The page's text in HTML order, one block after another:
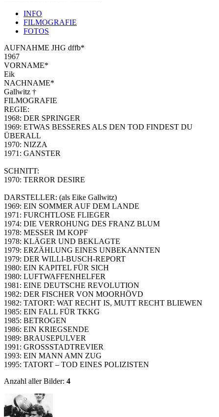
INFO
FILMOGRAFIE
FOTOS
AUFNAHME JHG dffb*
1967
VORNAME*
Eik
NACHNAME*
Gallwitz †
FILMOGRAFIE
REGIE:
1968: DER SPRINGER
1969: ETWAS BESSERES ALS DEN TOD FINDEST DU
ÜBERALL
1970: NIZZA
1971: GANSTER
SCHNITT:
1970: TERROR DESIRE
DARSTELLER: (als Eike Gallwitz)
1969: EIN SOMMER AUF DEM LANDE
1971: FURCHTLOSE FLIEGER
1974: DIE VERROHUNG DES FRANZ BLUM
1978: MESSER IM KOPF
1978: KLÄGER UND BEKLAGTE
1979: ERZÄHLUNG EINES UNBEKANNTEN
1979: DER WILLI-BUSCH-REPORT
1980: EIN KAPITEL FÜR SICH
1980: LUFTWAFFENHELFER
1981: EINE DEUTSCHE REVOLUTION
1982: DER FISCHER VON MOORHÖVD
1982: TATORT: WAT RECHT IS, MUTT RECHT BLIEWEN
1985: EIN FALL FÜR TKKG
1985: BETROGEN
1986: EIN KRIEGSENDE
1989: BRAUSEPULVER
1991: GROSSSTADTREVIER
1993: EIN MANN AMN ZUG
1995: TATORT – TOD EINES POLIZISTEN
Anzahl aller Bilder: 4